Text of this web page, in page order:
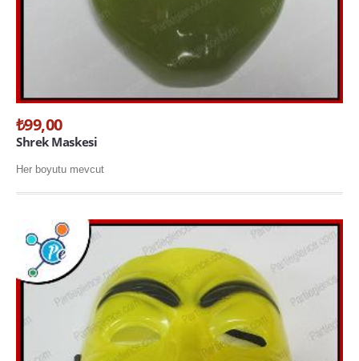
₺99,00
Shrek Maskesi
Her boyutu mevcut